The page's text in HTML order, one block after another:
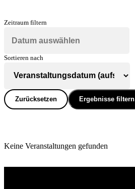
Zeitraum filtern
Sortieren nach
Zurücksetzen Ergebnisse filtern
Keine Veranstaltungen gefunden